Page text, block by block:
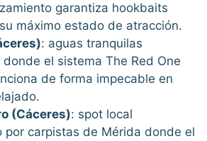
garantiza hookbaits
máximo estado de atracción.
: aguas tranquilas
el sistema The Red One
de forma impecable en
(Cáceres): spot local
por carpistas de Mérida donde el